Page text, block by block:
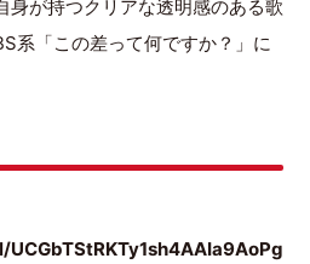
が持つクリアな透明感のある歌
系「この差って何ですか？」に